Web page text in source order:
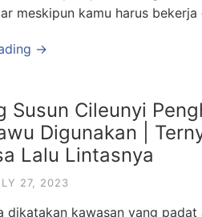
meskipun kamu harus
→
Susun Cileunyi
Digunakan |
Lalu Lintasnya
27, 2023
dikatakan kawasan yang